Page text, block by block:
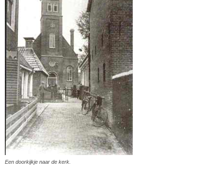
Een doorkijkje naar de kerk.